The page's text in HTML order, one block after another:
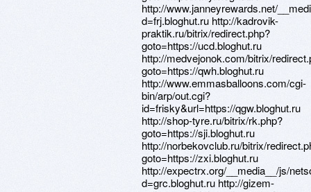
http://www.janneyrewards.net/
d=frj.bloghut.ru http://kadrovik-
praktik.ru/bitrix/redirect.php?
goto=https://ucd.bloghut.ru
http://medvejonok.com/bitrix/
goto=https://qwh.bloghut.ru
http://www.emmasballoons.com/cgi-
bin/arp/out.cgi?
id=frisky&url=https://qgw.bloghut.ru
http://shop-tyre.ru/bitrix/rk.php?
goto=https://sji.bloghut.ru
http://norbekovclub.ru/bitrix/
goto=https://zxi.bloghut.ru
http://expectrx.org/__media__/js/
d=grc.bloghut.ru http://gizem-